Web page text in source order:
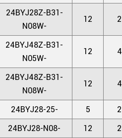
24BYJ28Z-B31-
N08W-
12 2
24BYJ48Z-B31-
N05W-
12 4
24BYJ48Z-B31-
N08W-
12 4
24BYJ28-25- 5 2
24BYJ28-N08-
12 2